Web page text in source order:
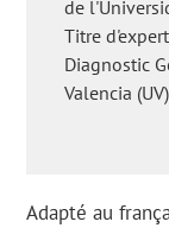
auto-immune?',
causes
l'endométriose
même?'
de
Titre
Diagnostic
Valencia
Adapté au